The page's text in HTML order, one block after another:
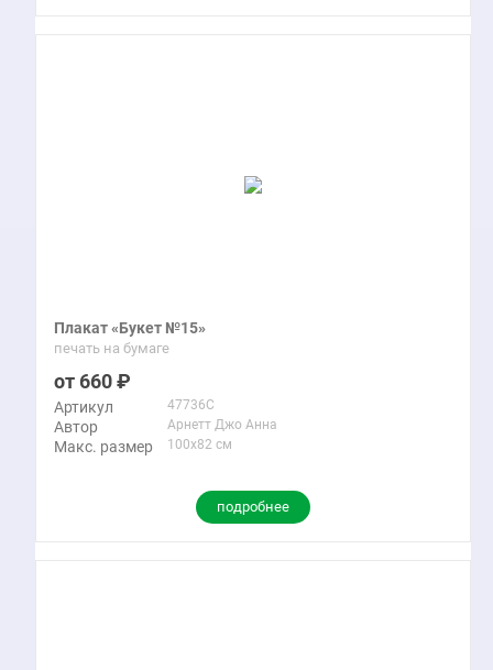
Плакат «Букет №15»
печать на бумаге
660
Артикул 47736C
Автор Арнетт Джо Анна
Макс. размер 100x82 см
подробнее